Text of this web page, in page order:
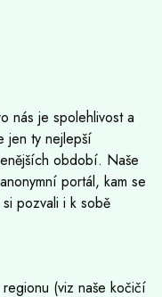
nás je spolehlivost a
jen ty nejlepší
období. Naše
portál, kam se
pozvali i k sobě
(viz naše kočičí